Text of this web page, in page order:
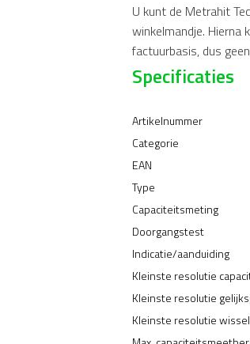
U kunt de Metrahit
winkelmandje. Hierna
factuurbasis, dus
Specificaties
Artikelnummer
Categorie
EAN
Type
Capaciteitsmeting
Doorgangstest
Indicatie/aanduiding
Kleinste resolutie
Kleinste resolutie
Kleinste resolutie